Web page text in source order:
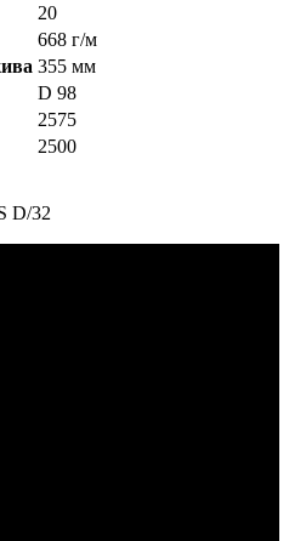
20
668 г/м
355 мм
D 98
2575
2500
D/32